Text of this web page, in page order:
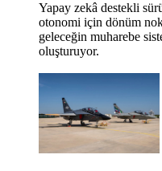
Yapay zekâ destekli
otonomi için dönüm
geleceğin muharebe
oluşturuyor.